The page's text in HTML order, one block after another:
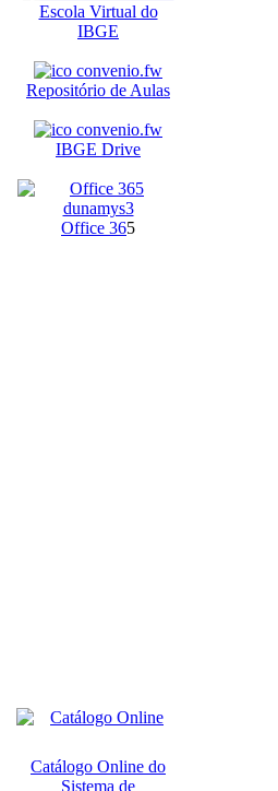
Escola Virtual do
IBGE
Repositório de Aulas
IBGE Drive
Office 365
Catálogo Online do
Sistema de